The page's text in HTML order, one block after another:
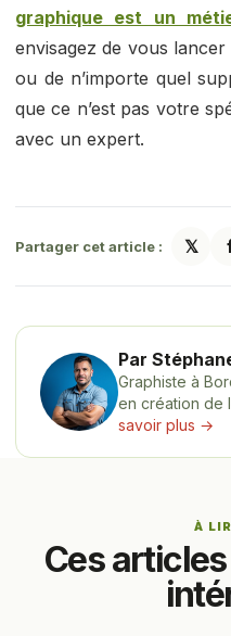
graphique est un
envisagez de vous
ou de n’importe quel
que ce n’est pas votre
avec un expert.
Partager cet article : 𝕏
Par
Graphiste à
en création de
savoir plus →
À
Ces